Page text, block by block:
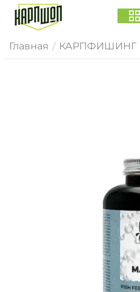
Главная / КАРПФИШИНГ